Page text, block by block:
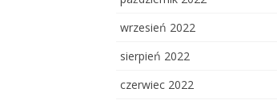
wrzesień 2022
sierpień 2022
czerwiec 2022